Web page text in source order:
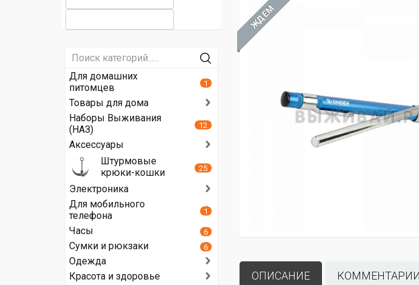
ЖДЁМ
ОПИСАНИЕ КОММЕНТАРИИ
Для домашних
питомцев
1
Товары для дома
Наборы Выживания
(НАЗ)
12
Аксессуары
Штурмовые
крюки-кошки
25
Электроника
Для мобильного
телефона
1
Часы 6
Сумки и рюкзаки 6
Одежда
Красота и здоровье